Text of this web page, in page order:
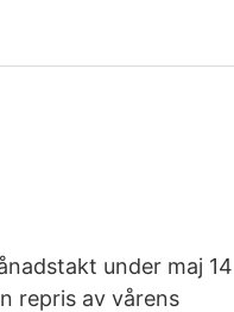
under maj 14
repris av vårens